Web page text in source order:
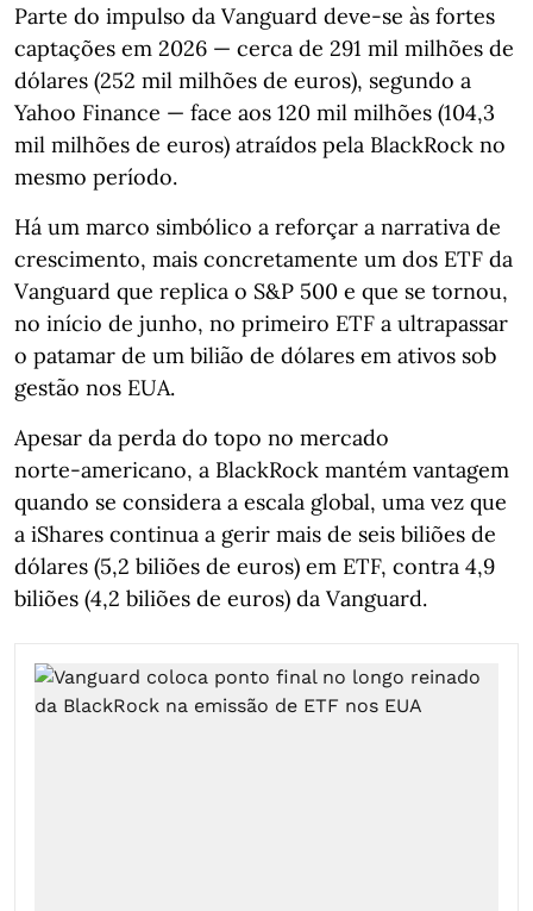
Parte do impulso da Vanguard deve‑se às fortes
captações em 2026 — cerca de 291 mil milhões de
dólares (252 mil milhões de euros), segundo a
Yahoo Finance — face aos 120 mil milhões (104,3
mil milhões de euros) atraídos pela BlackRock no
mesmo período.
Há um marco simbólico a reforçar a narrativa de
crescimento, mais concretamente um dos ETF da
Vanguard que replica o S&P 500 e que se tornou,
no início de junho, no primeiro ETF a ultrapassar
o patamar de um bilião de dólares em ativos sob
gestão nos EUA.
Apesar da perda do topo no mercado
norte‑americano, a BlackRock mantém vantagem
quando se considera a escala global, uma vez que
a iShares continua a gerir mais de seis biliões de
dólares (5,2 biliões de euros) em ETF, contra 4,9
biliões (4,2 biliões de euros) da Vanguard.